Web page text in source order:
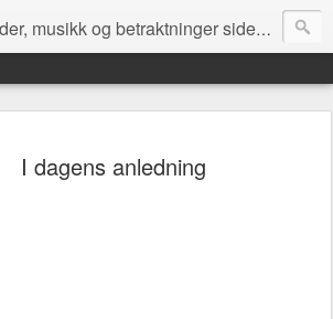
musikk og betraktninger siden 2008
I dagens anledning